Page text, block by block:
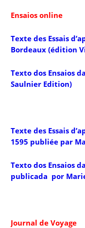
Ensaios online
Texte des Essais
Bordeaux (édition
Texto dos Ensaios
Saulnier Edition)
Texte des Essais
1595 publiée par
Texto dos Ensaios
publicada por
Journal de Voyage